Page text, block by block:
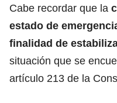
Cabe recordar que la
estado de
finalidad de
situación que se
artículo 213 de la